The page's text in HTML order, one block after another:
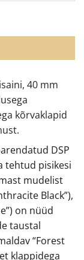
40 mm
kõrvaklapid
DSP
tehtud pisikesi
mudelist
Black”),
on nüüd
taustal
“Forest
klappidega
kogus